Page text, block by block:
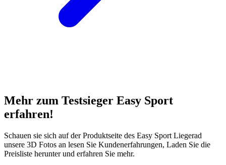
Mehr zum Testsieger Easy Sport
erfahren!
Schauen sie sich auf der Produktseite des Easy Sport Liegerad
unsere 3D Fotos an lesen Sie Kundenerfahrungen, Laden Sie die
Preisliste herunter und erfahren Sie mehr.